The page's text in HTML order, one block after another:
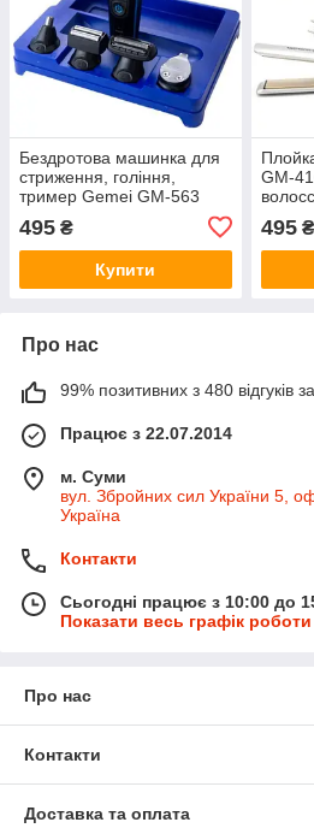
Бездротова машинка для
стриження, гоління,
тример Gemei GM-563
495 ₴
Купити
GM-
495₴
Про нас
99% позитивних з 480 відгуків
Працює з 22.07.2014
м. Суми
вул. Збройних сил України 5,
Україна
Контакти
Сьогодні працює з 10:00 до
Показати весь графік роботи
Про нас
Контакти
Доставка та оплата